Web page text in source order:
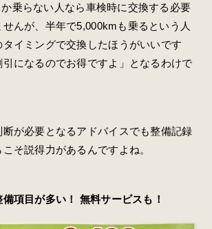
乗らない人なら車検時に交換する必要
んが、半年で5,000kmも乗るという人
イミングで交換したほうがいいです
引になるのでお得ですよ」となるわけで
断が必要となるアドバイスでも整備記録
そ説得力があるんですよね。
項目が多い！ 無料サービスも！